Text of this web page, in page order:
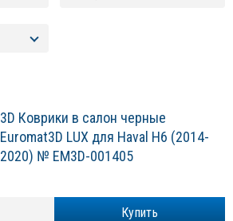
3D Коврики в салон черные
Euromat3D LUX для Haval H6 (2014-
2020) № EM3D-001405
Купить